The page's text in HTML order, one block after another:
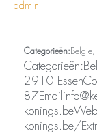
admin
Categorieën: Belgie,
2910
konings.be/
Essen